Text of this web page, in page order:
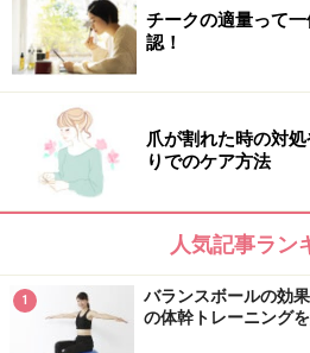
シャワーから出たら即ベッドへ。
明日の準備は!? スーツのチェ
よ。ボタンが取れ掛けてたり、
ビジネスシーンでの印象が台無
タバタが目に浮かびます。
ナチュラル志向と言う彼女は単
ラ女なのでは…。では、もう一
クしてみましょう。
チークの適量って
認！
爪が割れた時の対
りでのケア方法
人気記事ラン
1
バランスボールの効
の体幹トレーニング